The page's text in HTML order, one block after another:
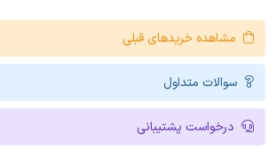
مشاهده خریدهای قبلی
سوالات متداول
درخواست پشتیبانی